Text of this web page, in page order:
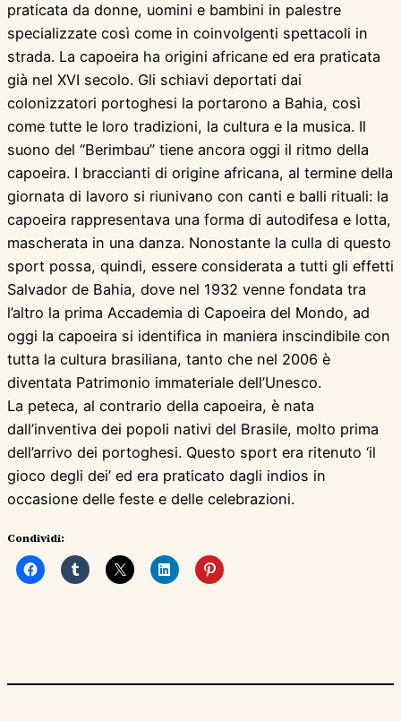
praticata da donne, uomini e bambini in palestre
specializzate così come in coinvolgenti spettacoli in
strada. La capoeira ha origini africane ed era praticata
già nel XVI secolo. Gli schiavi deportati dai
colonizzatori portoghesi la portarono a Bahia, così
come tutte le loro tradizioni, la cultura e la musica. Il
suono del “Berimbau” tiene ancora oggi il ritmo della
capoeira. I braccianti di origine africana, al termine della
giornata di lavoro si riunivano con canti e balli rituali: la
capoeira rappresentava una forma di autodifesa e lotta,
mascherata in una danza. Nonostante la culla di questo
sport possa, quindi, essere considerata a tutti gli effetti
Salvador de Bahia, dove nel 1932 venne fondata tra
l’altro la prima Accademia di Capoeira del Mondo, ad
oggi la capoeira si identifica in maniera inscindibile con
tutta la cultura brasiliana, tanto che nel 2006 è
diventata Patrimonio immateriale dell’Unesco.
La peteca, al contrario della capoeira, è nata
dall’inventiva dei popoli nativi del Brasile, molto prima
dell’arrivo dei portoghesi. Questo sport era ritenuto ‘il
gioco degli dei’ ed era praticato dagli indios in
occasione delle feste e delle celebrazioni.
Condividi: